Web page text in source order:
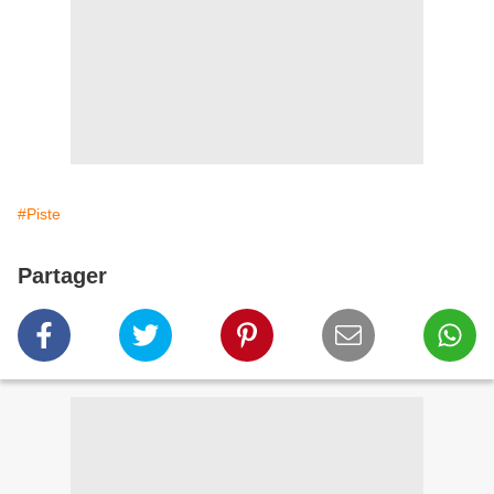
#Piste
Partager